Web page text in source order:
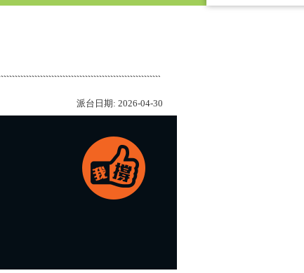
派台日期: 2026-04-30